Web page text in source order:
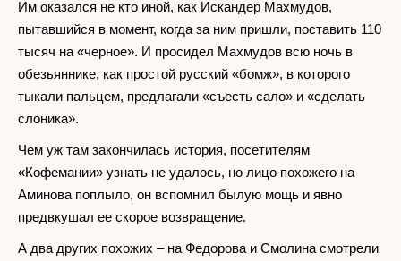
Им оказался не кто иной, как Искандер Махмудов,
пытавшийся в момент, когда за ним пришли, поставить 110
тысяч на «черное». И просидел Махмудов всю ночь в
обезьяннике, как простой русский «бомж», в которого
тыкали пальцем, предлагали «съесть сало» и «сделать
слоника».
Чем уж там закончилась история, посетителям
«Кофемании» узнать не удалось, но лицо похожего на
Аминова поплыло, он вспомнил былую мощь и явно
предвкушал ее скорое возвращение.
А два других похожих – на Федорова и Смолина смотрели